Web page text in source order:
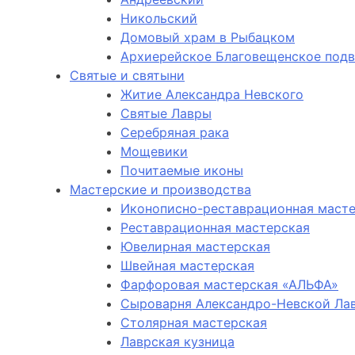
Никольский
Домовый храм в Рыбацком
Архиерейское Благовещенское
Святые и святыни
Житие Александра Невского
Святые Лавры
Серебряная рака
Мощевики
Почитаемые иконы
Мастерские и производства
Иконописно-реставрационная
Реставрационная мастерская
Ювелирная мастерская
Швейная мастерская
Фарфоровая мастерская «АЛЬФА»
Сыроварня Александро-Невской
Столярная мастерская
Лаврская кузница